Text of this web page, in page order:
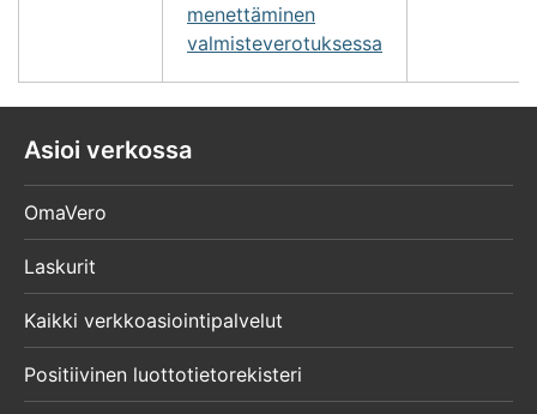
menettäminen
valmisteverotuksessa
Asioi verkossa
OmaVero
Laskurit
Kaikki verkkoasiointipalvelut
Positiivinen luottotietorekisteri